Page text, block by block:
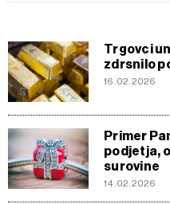
Trgovci
zdrsnilo
16.02.2026
Primer
podjetja,
surovine
14.02.2026